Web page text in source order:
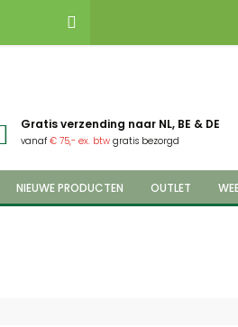
Gratis verzending naar NL, BE & DE
vanaf€ 75,- ex. btw gratis bezorgd
NIEUWE PRODUCTEN OUTLET